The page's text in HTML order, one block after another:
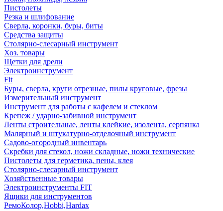
Пистолеты
Резка и шлифование
Сверла, коронки, буры, биты
Средства защиты
Столярно-слесарный инструмент
Хоз. товары
Щетки для дрели
Электроинструмент
Fit
Буры, сверла, круги отрезные, пилы круговые, фрезы
Измерительный инструмент
Инструмент для работы с кафелем и стеклом
Крепеж / ударно-забивной инструмент
Ленты строительные, ленты клейкие, изолента, серпянка
Малярный и штукатурно-отделочный инструмент
Садово-огородный инвентарь
Скребки для стекол, ножи складные, ножи технические
Пистолеты для герметика, пены, клея
Столярно-слесарный инструмент
Хозяйственные товары
Электроинструменты FIT
Ящики для инструментов
РемоКолор,Hobbi,Hardax